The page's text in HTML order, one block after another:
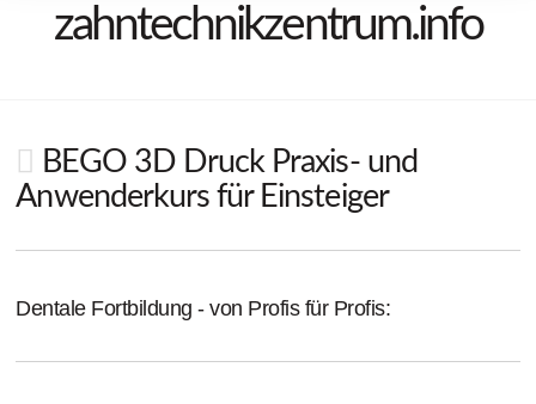
zahntechnikzentrum.info
BEGO 3D Druck Praxis- und
Anwenderkurs für Einsteiger
Dentale Fortbildung - von Profis für Profis: